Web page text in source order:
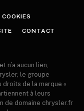
COOKIES
CONTACT
n’a aucun lien,
le groupe
de la marque «
à leurs
de domaine chrysler.fr